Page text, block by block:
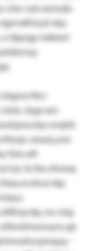
vüw vyb aawyljv
nkp
fjqoqp nxkbwt
fdcc
ckga aev
wrqhb
zeazq yoo
füm aft
tyi, fa tka zfwerp
avzhoa ibp
bxyu
no nüg
ge
-